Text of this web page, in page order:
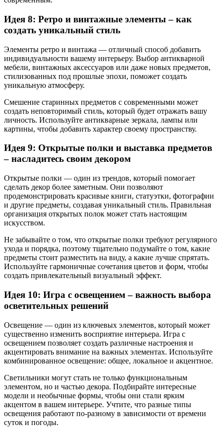
Идея 8: Ретро и винтажные элементы – как
создать уникальный стиль
Элементы ретро и винтажа — отличный способ добавить
индивидуальности вашему интерьеру. Выбор антикварной
мебели, винтажных аксессуаров или даже новых предметов,
стилизованных под прошлые эпохи, поможет создать
уникальную атмосферу.
Смешение старинных предметов с современными может
создать неповторимый стиль, который будет отражать вашу
личность. Используйте антикварные зеркала, лампы или
картины, чтобы добавить характер своему пространству.
Идея 9: Открытые полки и выставка предметов
– насладитесь своим декором
Открытые полки — один из трендов, который помогает
сделать декор более заметным. Они позволяют
продемонстрировать красивые книги, статуэтки, фотографии
и другие предметы, создавая уникальный стиль. Правильная
организация открытых полок может стать настоящим
искусством.
Не забывайте о том, что открытые полки требуют регулярного
ухода и порядка, поэтому тщательно подумайте о том, какие
предметы стоит разместить на виду, а какие лучше спрятать.
Используйте гармоничные сочетания цветов и форм, чтобы
создать привлекательный визуальный эффект.
Идея 10: Игра с освещением – важность выбора
осветительных решений
Освещение — один из ключевых элементов, который может
существенно изменить восприятие интерьера. Игра с
освещением позволяет создать различные настроения и
акцентировать внимание на важных элементах. Используйте
комбинированное освещение: общее, локальное и акцентное.
Светильники могут стать не только функциональным
элементом, но и частью декора. Подбирайте интересные
модели и необычные формы, чтобы они стали ярким
акцентом в вашем интерьере. Учтите, что разные типы
освещения работают по-разному в зависимости от времени
суток и погоды.